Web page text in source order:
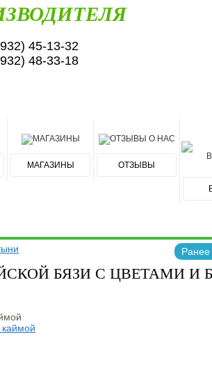
45-13-32
48-33-18
МАГАЗИНЫ ОТЗЫВЫ
Ранее
БЯЗИ С ЦВЕТАМИ И